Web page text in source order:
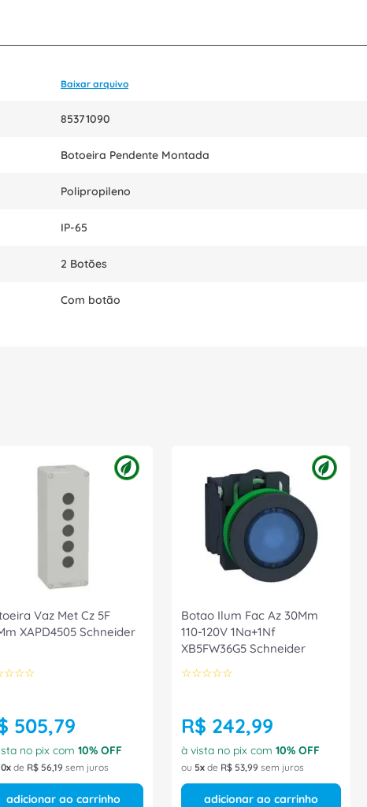
Baixar arquivo
85371090
Botoeira Pendente Montada
Polipropileno
IP-65
2 Botões
Com botão
Vaz Met Cz 5F
XAPD4505 Schneider
☆☆☆
505,79
no pix com 10% OFF
de R$ 56,19 sem juros
adicionar ao carrinho
Botao Ilum Fac Az 30Mm
110-120V 1Na+1Nf
XB5FW36G5 Schneider
☆☆☆☆☆
R$ 242,99
à vista no pix com 10% OFF
ou 5 de R$ 53,99 sem juros
adicionar ao carrinho